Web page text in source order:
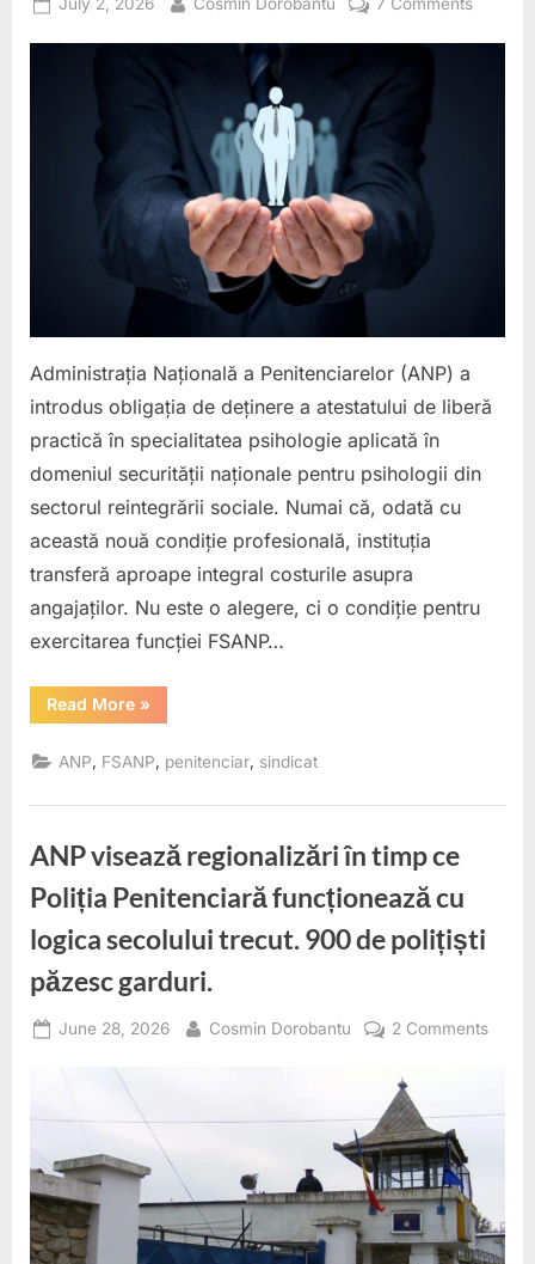
BOGDAN
July 2, 2026 Cosmin Dorobantu 7 Comments
DIN
Administrația Națională a Penitenciarelor (ANP) a
introdus obligația de deținere a atestatului de liberă
practică în specialitatea psihologie aplicată în
domeniul securității naționale pentru psihologii din
sectorul reintegrării sociale. Numai că, odată cu
această nouă condiție profesională, instituția
transferă aproape integral costurile asupra
angajaților. Nu este o alegere, ci o condiție pentru
exercitarea funcției FSANP…
Read More“ANP
IMPUNE
ȘI
ABUZIV
NOUĂ
DAR
LASĂ
PSIHOLOGII
SĂ
DIN
PROPRIUL
BUZUNAR.”
»
ANP FSANP penitenciar sindicat
ANP visează regionalizări în timp ce
Poliția Penitenciară funcționează cu
logica secolului trecut. 900 de polițiști
păzesc garduri.
Posted
June 28, 2026 By
Cosmin Dorobantu 2 Commentson
Poliția